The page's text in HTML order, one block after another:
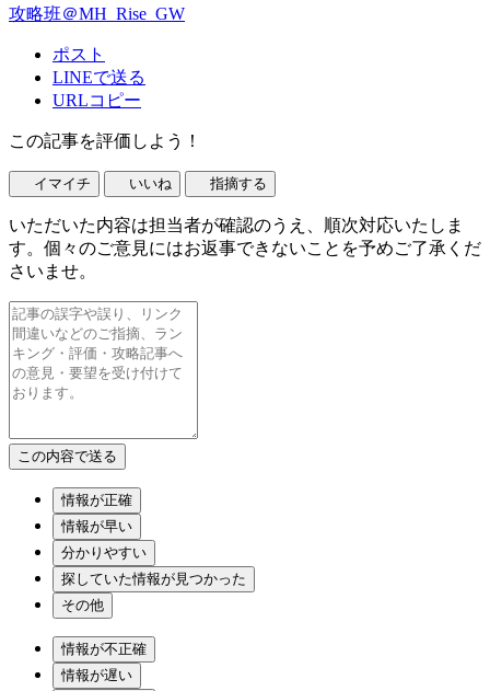
攻略班＠MH_Rise_GW
ポスト
LINEで送る
URLコピー
この記事を評価しよう！
イマイチ いいね 指摘する
いただいた内容は担当者が確認のうえ、順次対応いたしま
す。個々のご意見にはお返事できないことを予めご了承くだ
さいませ。
情報が正確
情報が早い
分かりやすい
探していた情報が見つかった
その他
情報が不正確
情報が遅い